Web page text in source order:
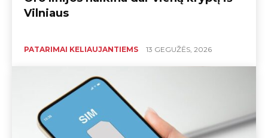
Vilniaus
PATARIMAI KELIAUJANTIEMS 13 GEGUŽĖS, 2026